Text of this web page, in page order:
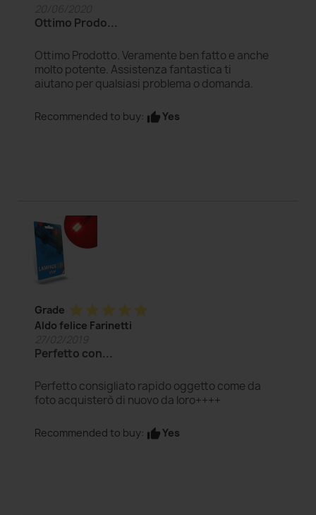
Ottimo Prodo...
Ottimo Prodotto. Veramente ben fatto e anche
molto potente. Assistenza fantastica ti
aiutano per qualsiasi problema o domanda.
Recommended to buy: thumb_upYes
Grade star star star star star
Aldo felice Farinetti
Perfetto con...
Perfetto consigliato rapido oggetto come da
foto acquisterò di nuovo da loro++++
Recommended to buy: thumb_upYes